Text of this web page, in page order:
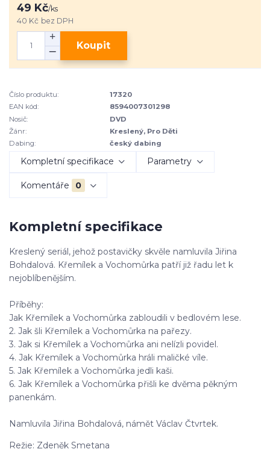
49 Kč/ks
40 Kč bez DPH
Koupit
Číslo produktu:
17320
EAN kód:
8594007301298
Nosič:
DVD
Žánr:
Kreslený, Pro Děti
Dabing:
český dabing
Kompletní specifikace Parametry
Komentáře 0
Kompletní specifikace
Kreslený seriál, jehož postavičky skvěle namluvila Jiřina
Bohdalová. Křemílek a Vochomůrka patří již řadu let k
nejoblíbenějším.
Příběhy:
Jak Křemílek a Vochomůrka zabloudili v bedlovém lese.
2. Jak šli Křemílek a Vochomůrka na pařezy.
3. Jak si Křemílek a Vochomůrka ani nelízli povidel.
4. Jak Křemílek a Vochomůrka hráli maličké víle.
5. Jak Křemílek a Vochomůrka jedli kaši.
6. Jak Křemílek a Vochomůrka přišli ke dvěma pěkným
panenkám.
Namluvila Jiřina Bohdalová, námět Václav Čtvrtek.
Režie: Zdeněk Smetana